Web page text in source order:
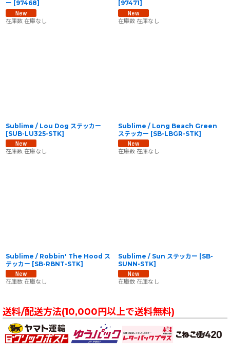
ー [97468]
在庫数 在庫なし
[97471]
在庫数 在庫なし
Sublime / Lou Dog ステッカー
[SUB-LU325-STK]
在庫数 在庫なし
Sublime / Long Beach Green
ステッカー [SB-LBGR-STK]
在庫数 在庫なし
Sublime / Robbin' The Hood ス
テッカー [SB-RBNT-STK]
在庫数 在庫なし
Sublime / Sun ステッカー [SB-
SUNN-STK]
在庫数 在庫なし
送料/配送方法(10,000円以上で送料無料)